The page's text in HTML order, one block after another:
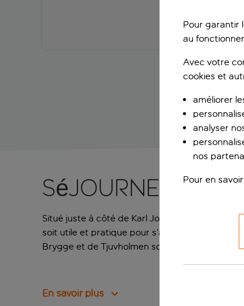
Séjournez en
Situé juste à côté de Karl Johans Gate et du
soit utile et pratique pour s’aventurer plus
Brygge et de Tjuvholmen sont à un quart
En savoir plus
Pour garantir
au
Avec votre
cookies et
améliorer
analyser
nos
Pour en